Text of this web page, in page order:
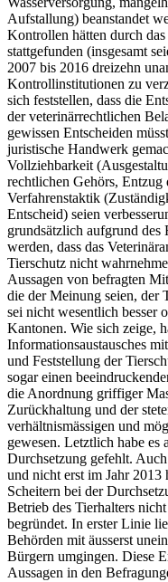
Aufstallung) beanstandet
Kontrollen hätten durch
stattgefunden (insgesamt
2007 bis 2016 dreizehn
Kontrollinstitutionen zu
sich feststellen, dass die
der veterinärrechtlichen
gewissen Entscheiden
juristische Handwerk
Vollziehbarkeit
rechtlichen Gehörs,
Verfahrenstaktik
Entscheid) seien
grundsätzlich aufgrund
werden, dass das
Tierschutz nicht
Aussagen von befragten
die der Meinung seien, der
sei nicht wesentlich besser
Kantonen. Wie sich zeige,
Informationsaustausches
und Feststellung der
sogar einen
die Anordnung griffiger
Zurückhaltung und der
verhältnismässigen und
gewesen. Letztlich habe es
Durchsetzung gefehlt.
und nicht erst im Jahr 2013
Scheitern bei der
Betrieb des Tierhalters
begründet. In erster Linie
Behörden mit äusserst
Bürgern umgingen. Diese
Aussagen in den